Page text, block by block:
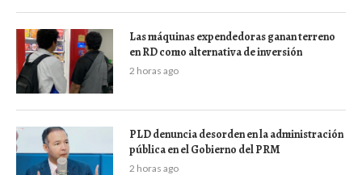
Las máquinas expendedoras ganan terreno
en RD como alternativa de inversión
2 horas ago
PLD denuncia desorden en la administración
pública en el Gobierno del PRM
2 horas ago